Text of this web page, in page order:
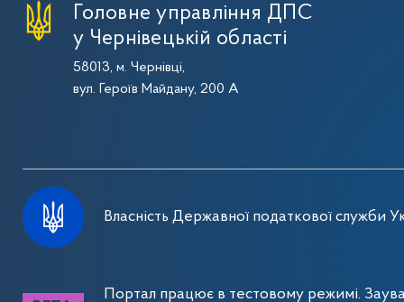
Головне управління ДПС
у Чернівецькій області
58013, м. Чернівці,
вул. Героїв Майдану, 200 А
Власність Державної податкової служби
Портал працює в тестовому режимі.